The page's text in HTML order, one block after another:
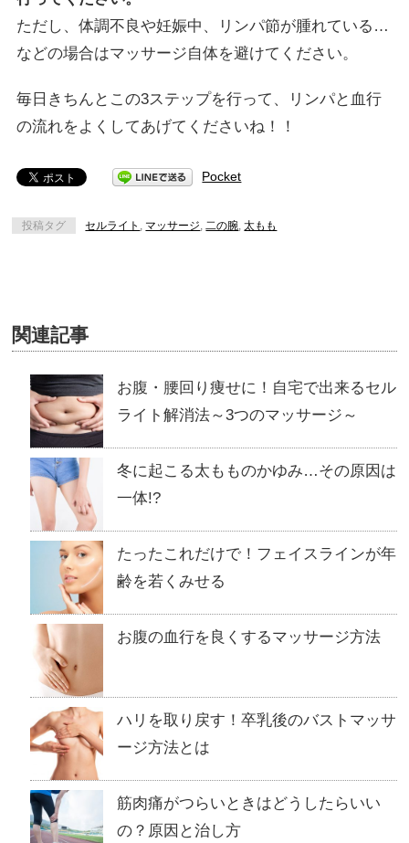
ただし、体調不良や妊娠中、リンパ節が腫れている…
などの場合はマッサージ自体を避けてください。
毎日きちんとこの3ステップを行って、リンパと血行
の流れをよくしてあげてくださいね！！
Pocket
投稿タグ セルライト マッサージ 二の腕 ,太もも
関連記事
お腹・腰回り痩せに！自宅で出来るセル
ライト解消法～3つのマッサージ～
冬に起こる太もものかゆみ…その原因は
一体!?
たったこれだけで！フェイスラインが年
齢を若くみせる
お腹の血行を良くするマッサージ方法
ハリを取り戻す！卒乳後のバストマッサ
ージ方法とは
筋肉痛がつらいときはどうしたらいい
の？原因と治し方